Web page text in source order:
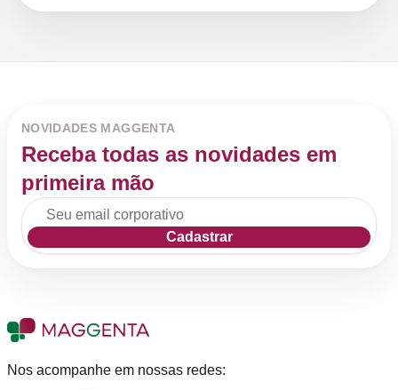
NOVIDADES MAGGENTA
Receba todas as novidades em
primeira mão
Cadastrar
Nos acompanhe em nossas redes: